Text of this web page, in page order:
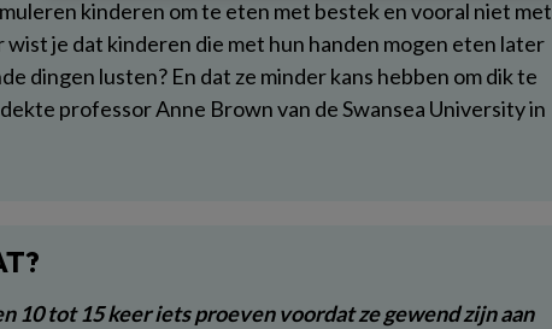
kinderen om te eten met bestek en vooral niet met
wist je dat kinderen die met hun handen mogen eten later
dingen lusten? En dat ze minder kans hebben om dik te
professor Anne Brown van de Swansea University in
10 tot 15 keer iets proeven voordat ze gewend zijn aan